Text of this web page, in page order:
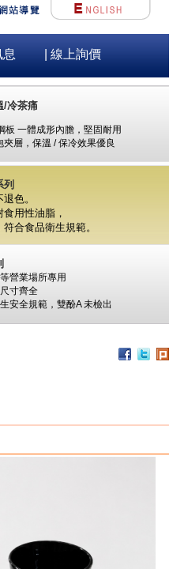
息 | 線上詢價
/冷茶痛
板 一體成形內膽，堅固耐用
夾層，保溫 / 保冷效果優良
列
色。
用性油脂，
符合食品衛生規範。
營業場所專用
寸齊全
安全規範， 雙酚A未檢出